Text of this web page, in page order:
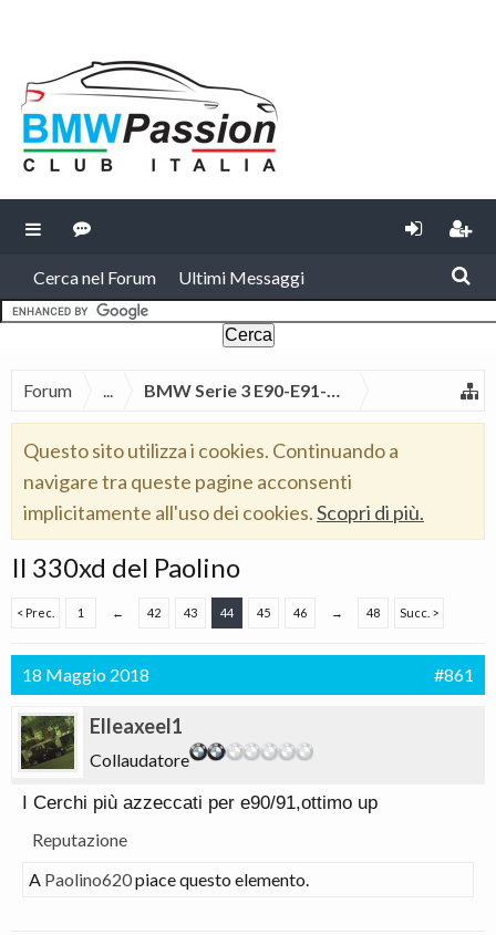
Cerca nel Forum Ultimi Messaggi
Forum ... BMW Serie 3 E90-E91-E92-E93
Questo sito utilizza i cookies. Continuando a
navigare tra queste pagine acconsenti
implicitamente all'uso dei cookies.Scopri di più.
Il 330xd del Paolino
< Prec. 1 ← 42 43 44 45 46 → 48 Succ. >
18 Maggio 2018 #861
Elleaxeel1
Collaudatore
I Cerchi più azzeccati per e90/91,ottimo up
Reputazione
A Paolino620piace questo elemento.